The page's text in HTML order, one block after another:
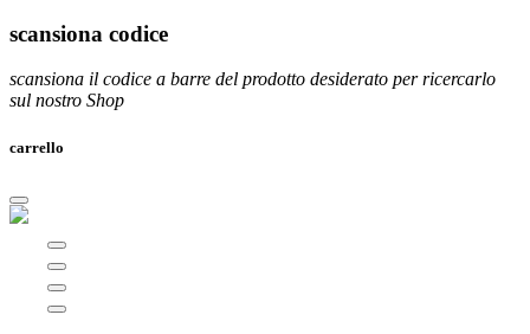
scansiona codice
scansiona il codice a barre del prodotto desiderato per ricercarlo
sul nostro Shop
carrello